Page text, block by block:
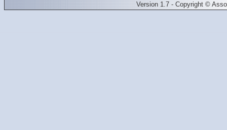
Version 1.7 - Copyright ©